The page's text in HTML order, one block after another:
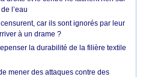
l’eau
car ils sont ignorés par leur
à un drame ?
la durabilité de la filière textile
mener des attaques contre des